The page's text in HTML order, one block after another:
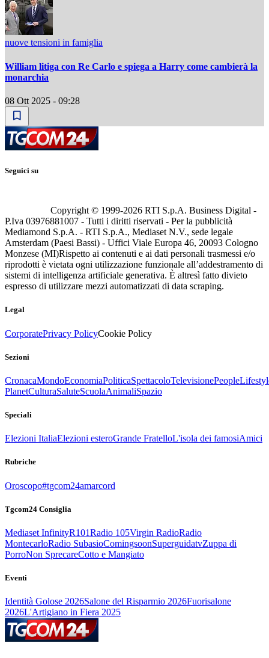
nuove tensioni in famiglia
William litiga con Re Carlo e spiega a Harry come cambierà la
monarchia
08 Ott 2025 - 09:28
Seguici su
Copyright © 1999-2026 RTI S.p.A. Business Digital -
P.Iva 03976881007 - Tutti i diritti riservati - Per la pubblicità
Mediamond S.p.A. - RTI S.p.A., Mediaset N.V., sede legale
Amsterdam (Paesi Bassi) - Uffici Viale Europa 46, 20093 Cologno
Monzese (MI)Rispetto ai contenuti e ai dati personali trasmessi e/o
riprodotti è vietata ogni utilizzazione funzionale all’addestramento di
sistemi di intelligenza artificiale generativa. È altresì fatto divieto
espresso di utilizzare mezzi automatizzati di data scraping.
Legal
CorporatePrivacy PolicyCookie Policy
Sezioni
CronacaMondoEconomiaPoliticaSpettacoloTelevisionePeople
PlanetCulturaSaluteScuolaAnimaliSpazio
Speciali
Elezioni ItaliaElezioni esteroGrande FratelloL'isola dei famosiAmici
Rubriche
Oroscopo#tgcom24amarcord
Tgcom24 Consiglia
Mediaset InfinityR101Radio 105Virgin RadioRadio
MontecarloRadio SubasioComingsoonSuperguidatvZuppa di
PorroNon SprecareCotto e Mangiato
Eventi
Identità Golose 2026Salone del Risparmio 2026Fuorisalone
2026L'Artigiano in Fiera 2025